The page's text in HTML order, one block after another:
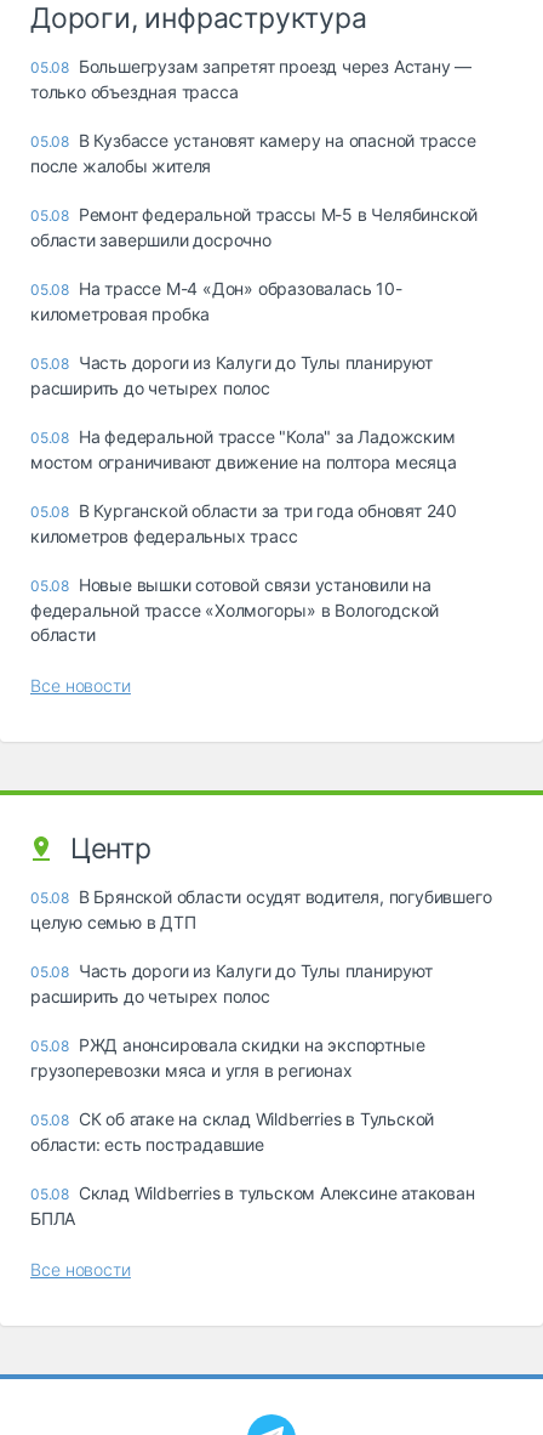
Дороги, инфраструктура
05.08 Большегрузам запретят проезд через Астану —
только объездная трасса
05.08 В Кузбассе установят камеру на опасной трассе
после жалобы жителя
05.08 Ремонт федеральной трассы М-5 в Челябинской
области завершили досрочно
05.08 На трассе М-4 «Дон» образовалась 10-
километровая пробка
05.08 Часть дороги из Калуги до Тулы планируют
расширить до четырех полос
05.08 На федеральной трассе "Кола" за Ладожским
мостом ограничивают движение на полтора месяца
05.08 В Курганской области за три года обновят 240
километров федеральных трасс
05.08 Новые вышки сотовой связи установили на
федеральной трассе «Холмогоры» в Вологодской
области
Все новости
Центр
05.08 В Брянской области осудят водителя, погубившего
целую семью в ДТП
05.08 Часть дороги из Калуги до Тулы планируют
расширить до четырех полос
05.08 РЖД анонсировала скидки на экспортные
грузоперевозки мяса и угля в регионах
05.08 СК об атаке на склад Wildberries в Тульской
области: есть пострадавшие
05.08 Склад Wildberries в тульском Алексине атакован
БПЛА
Все новости